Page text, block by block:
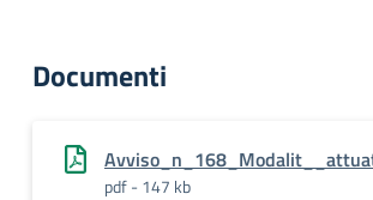
Documenti
pdf - 147 kb